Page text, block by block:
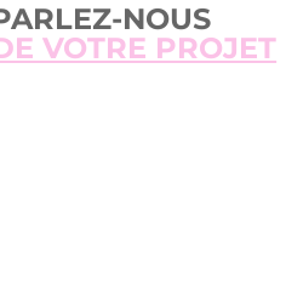
NOUS
VOTRE PROJET